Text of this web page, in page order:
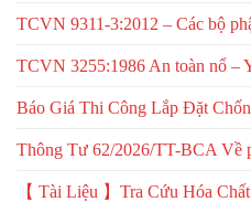
TCVN 9311-3:2012 – Các bộ
TCVN 3255:1986 An toàn nổ –
Báo Giá Thi Công Lắp Đặt
Thông Tư 62/2026/TT-BCA Về
【 Tài Liệu 】Tra Cứu Hóa